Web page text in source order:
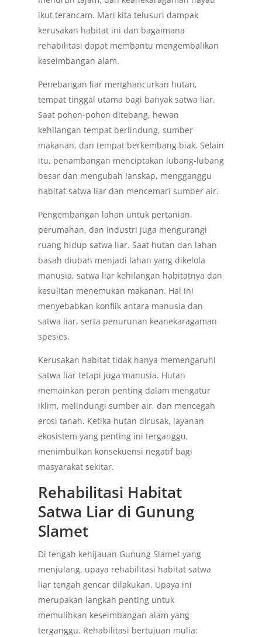
ikut terancam. Mari kita telusuri dampak
kerusakan habitat ini dan bagaimana
rehabilitasi dapat membantu mengembalikan
keseimbangan alam.
Penebangan liar menghancurkan hutan,
tempat tinggal utama bagi banyak satwa liar.
Saat pohon-pohon ditebang, hewan
kehilangan tempat berlindung, sumber
makanan, dan tempat berkembang biak. Selain
itu, penambangan menciptakan lubang-lubang
besar dan mengubah lanskap, mengganggu
habitat satwa liar dan mencemari sumber air.
Pengembangan lahan untuk pertanian,
perumahan, dan industri juga mengurangi
ruang hidup satwa liar. Saat hutan dan lahan
basah diubah menjadi lahan yang dikelola
manusia, satwa liar kehilangan habitatnya dan
kesulitan menemukan makanan. Hal ini
menyebabkan konflik antara manusia dan
satwa liar, serta penurunan keanekaragaman
spesies.
Kerusakan habitat tidak hanya memengaruhi
satwa liar tetapi juga manusia. Hutan
memainkan peran penting dalam mengatur
iklim, melindungi sumber air, dan mencegah
erosi tanah. Ketika hutan dirusak, layanan
ekosistem yang penting ini terganggu,
menimbulkan konsekuensi negatif bagi
masyarakat sekitar.
Rehabilitasi Habitat
Satwa Liar di Gunung
Slamet
Di tengah kehijauan Gunung Slamet yang
menjulang, upaya rehabilitasi habitat satwa
liar tengah gencar dilakukan. Upaya ini
merupakan langkah penting untuk
memulihkan keseimbangan alam yang
terganggu. Rehabilitasi bertujuan mulia: